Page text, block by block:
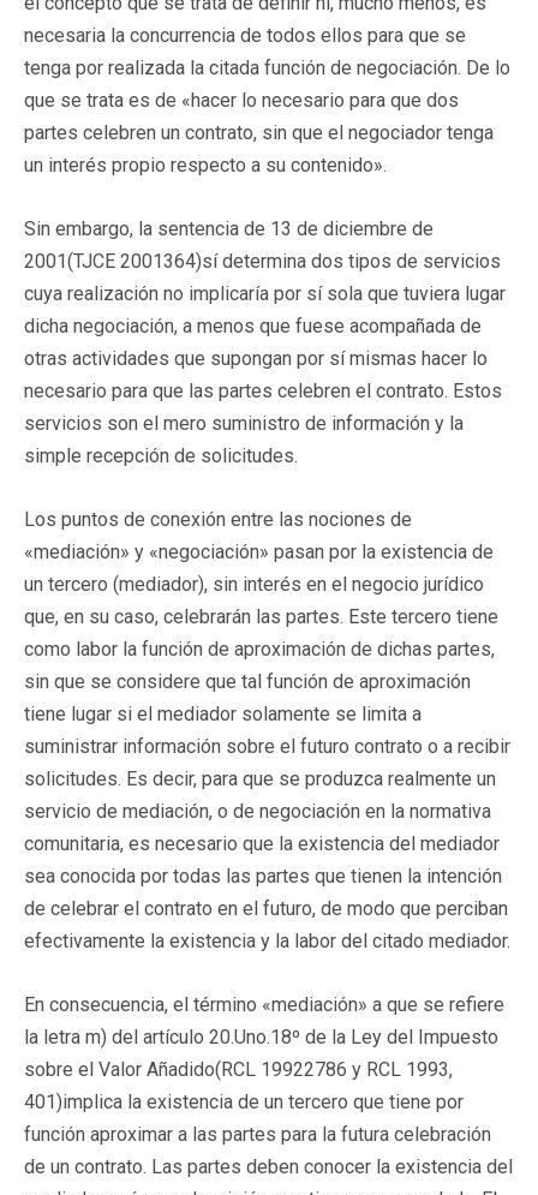
necesaria la concurrencia de todos ellos para que se
tenga por realizada la citada función de negociación. De lo
que se trata es de «hacer lo necesario para que dos
partes celebren un contrato, sin que el negociador tenga
un interés propio respecto a su contenido».
Sin embargo, la sentencia de 13 de diciembre de
2001(TJCE 2001364)sí determina dos tipos de servicios
cuya realización no implicaría por sí sola que tuviera lugar
dicha negociación, a menos que fuese acompañada de
otras actividades que supongan por sí mismas hacer lo
necesario para que las partes celebren el contrato. Estos
servicios son el mero suministro de información y la
simple recepción de solicitudes.
Los puntos de conexión entre las nociones de
«mediación» y «negociación» pasan por la existencia de
un tercero (mediador), sin interés en el negocio jurídico
que, en su caso, celebrarán las partes. Este tercero tiene
como labor la función de aproximación de dichas partes,
sin que se considere que tal función de aproximación
tiene lugar si el mediador solamente se limita a
suministrar información sobre el futuro contrato o a recibir
solicitudes. Es decir, para que se produzca realmente un
servicio de mediación, o de negociación en la normativa
comunitaria, es necesario que la existencia del mediador
sea conocida por todas las partes que tienen la intención
de celebrar el contrato en el futuro, de modo que perciban
efectivamente la existencia y la labor del citado mediador.
En consecuencia, el término «mediación» a que se refiere
la letra m) del artículo 20.Uno.18º de la Ley del Impuesto
sobre el Valor Añadido(RCL 19922786 y RCL 1993,
401)implica la existencia de un tercero que tiene por
función aproximar a las partes para la futura celebración
de un contrato. Las partes deben conocer la existencia del